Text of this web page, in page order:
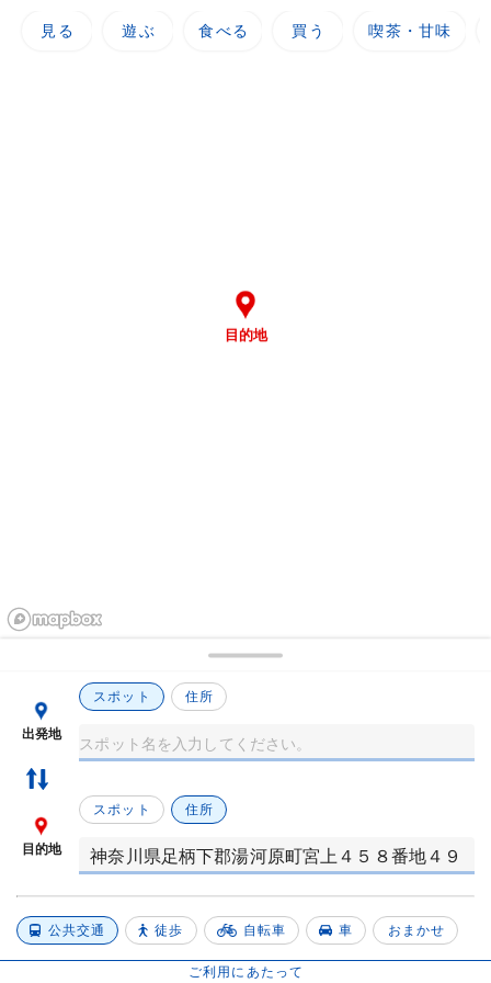
目的地
見る 遊ぶ 食べる 買う 喫茶・甘味
出発地
スポット 住所
目的地
スポット 住所
公共交通 徒歩 自転車 車 おまかせ
ご利用にあたって